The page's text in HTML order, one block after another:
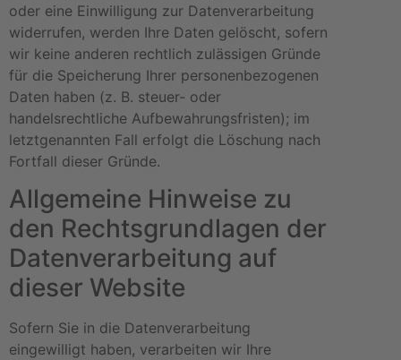
oder eine Einwilligung zur Datenverarbeitung
widerrufen, werden Ihre Daten gelöscht, sofern
wir keine anderen rechtlich zulässigen Gründe
für die Speicherung Ihrer personenbezogenen
Daten haben (z. B. steuer- oder
handelsrechtliche Aufbewahrungsfristen); im
letztgenannten Fall erfolgt die Löschung nach
Fortfall dieser Gründe.
Allgemeine Hinweise zu
den Rechtsgrundlagen der
Datenverarbeitung auf
dieser Website
Sofern Sie in die Datenverarbeitung
eingewilligt haben, verarbeiten wir Ihre